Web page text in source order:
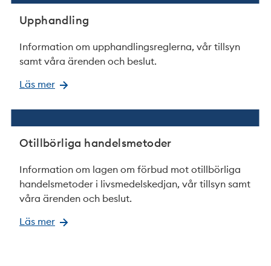
Upphandling
Information om upphandlingsreglerna, vår tillsyn
samt våra ärenden och beslut.
Läs mer
Otillbörliga handelsmetoder
Information om lagen om förbud mot otillbörliga
handelsmetoder i livsmedelskedjan, vår tillsyn samt
våra ärenden och beslut.
Läs mer